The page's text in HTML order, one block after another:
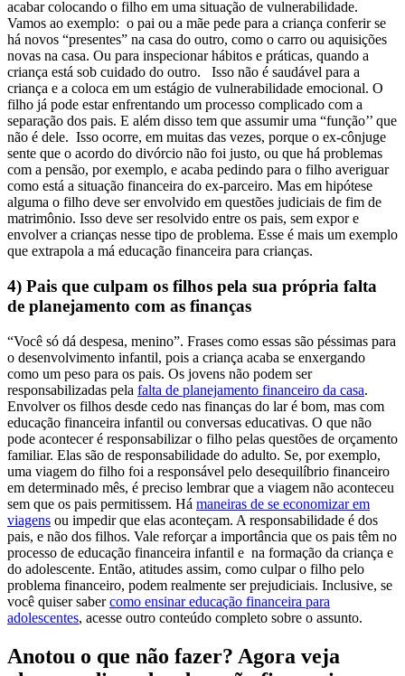
acabar colocando o filho em uma situação de vulnerabilidade.
Vamos ao exemplo: o pai ou a mãe pede para a criança conferir se
há novos “presentes” na casa do outro, como o carro ou aquisições
novas na casa. Ou para inspecionar hábitos e práticas, quando a
criança está sob cuidado do outro.
Isso não é saudável para a
criança e a coloca em um estágio de vulnerabilidade emocional. O
filho já pode estar enfrentando um processo complicado com a
separação dos pais. E além disso tem que assumir uma “função’’ que
não é dele. Isso ocorre, em muitas das vezes, porque o ex-cônjuge
sente que o acordo do divórcio não foi justo, ou que há problemas
com a pensão, por exemplo, e acaba pedindo para o filho averiguar
como está a situação financeira do ex-parceiro. Mas em hipótese
alguma o filho deve ser envolvido em questões judiciais de fim de
matrimônio. Isso deve ser resolvido entre os pais, sem expor e
envolver a crianças nesse tipo de problema. Esse é mais um exemplo
que extrapola a má educação financeira para crianças.
4) Pais que culpam os filhos pela sua própria falta
de planejamento com as finanças
“Você só dá despesa, menino”. Frases como essas são péssimas para
o desenvolvimento infantil, pois a criança acaba se enxergando
como um peso para os pais. Os jovens não podem ser
responsabilizadas pela falta de planejamento financeiro da casa.
Envolver os filhos desde cedo nas finanças do lar é bom, mas com
educação financeira infantil ou conversas educativas. O que não
pode acontecer é responsabilizar o filho pelas questões de orçamento
familiar. Elas são de responsabilidade do adulto. Se, por exemplo,
uma viagem do filho foi a responsável pelo desequilíbrio financeiro
em determinado mês, é preciso lembrar que a viagem não aconteceu
sem que os pais permitissem. Há maneiras de se economizar em
viagens ou impedir que elas aconteçam. A responsabilidade é dos
pais, e não dos filhos. Vale reforçar a importância que os pais têm no
processo de educação financeira infantil e na formação da criança e
do adolescente. Então, atitudes assim, como culpar o filho pelo
problema financeiro, podem realmente ser prejudiciais. Inclusive, se
você quiser sabercomo ensinar educação financeira para
adolescentes, acesse outro conteúdo completo sobre o assunto.
Anotou o que não fazer? Agora veja